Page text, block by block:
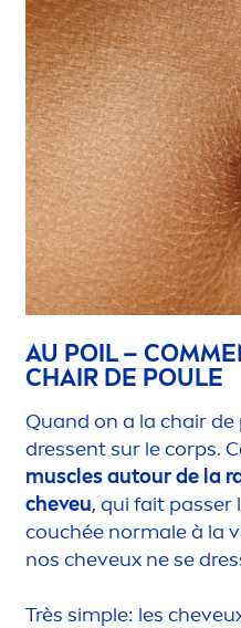
AU POIL – COM
CHAIR DE POULE
Quand on a la chair de
dressent sur le corps.
muscles autour de la
cheveu, qui fait passer
couchée normale à la
nos cheveux ne se
Très simple: les